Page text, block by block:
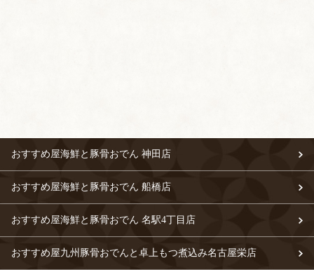
おすすめ屋海鮮と豚骨おでん 神田店
おすすめ屋海鮮と豚骨おでん 船橋店
おすすめ屋海鮮と豚骨おでん 名駅4丁目店
おすすめ屋九州豚骨おでんと卓上もつ煮込み名古屋栄店